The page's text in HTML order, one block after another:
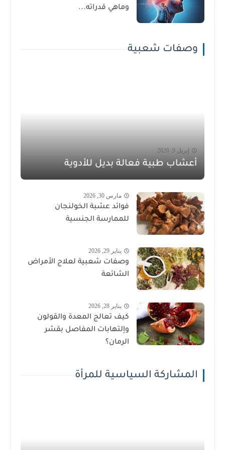
وماهي قدراته...
وصفات شعبية
إبريل 9, 2026
أعشاب طبية فعالة بديل للأدوية
مارس 30, 2026
فوائد عشبة الخولنجان
للممارسة الجنسية
يناير 29, 2026
وصفات شعبية لعلاج الأمراض
الشائعة
يناير 28, 2026
كيف تعالج المعدة والقولون
وإلتهابات المفاصل بقشر
الرمان؟
المشاركة السياسية للمرأة